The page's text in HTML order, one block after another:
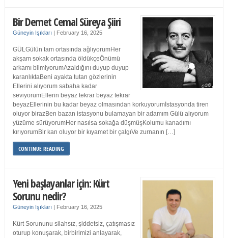
Bir Demet Cemal Süreya Şiiri
Güneyin Işıkları | February 16, 2025
GÜLGülün tam ortasında ağlıyorumHer
akşam sokak ortasında öldükçeÖnümü
arkamı bilmiyorumAzaldığını duyup duyup
karanlıktaBeni ayakta tutan gözlerinin
Ellerini alıyorum sabaha kadar
seviyorumEllerin beyaz tekrar beyaz tekrar
beyazEllerinin bu kadar beyaz olmasından korkuyorumİstasyonda tiren
oluyor birazBen bazan istasyonu bulamayan bir adamım Gülü alıyorum
yüzüme sürüyorumHer nasılsa sokağa düşmüşKolumu kanadımı
kırıyorumBir kan oluyor bir kıyamet bir çalgıVe zurnanın […]
CONTINUE READING
Yeni başlayanlar için: Kürt
Sorunu nedir?
Güneyin Işıkları | February 16, 2025
Kürt Sorununu silahsız, şiddetsiz, çatışmasız
oturup konuşarak, birbirimizi anlayarak,